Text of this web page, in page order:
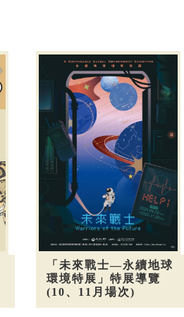
「未來戰士—永續地球
環境特展」特展導覽
(10、11月場次)